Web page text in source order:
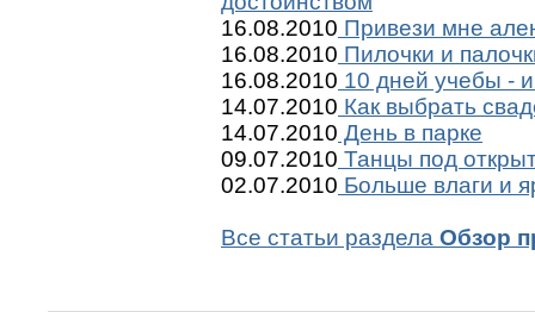
16.08.2010 Привези мне
16.08.2010 Пилочки и
16.08.2010 10 дней учебы -
14.07.2010 Как выбрать
14.07.2010 День в парке
09.07.2010 Танцы под
02.07.2010 Больше влаги и
Все статьи раздела Обзор